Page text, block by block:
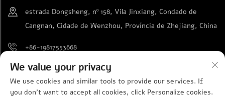
estrada Dongsheng, nº 158, Vila Jinxiang, Condado de
Cangnan, Cidade de Wenzhou, Província de Zhejiang, China
+86-19817553668
[email protected]
We value your privacy
We use cookies and similar tools to provide our services. If
you don't want to accept all cookies, click Personalize cookies.